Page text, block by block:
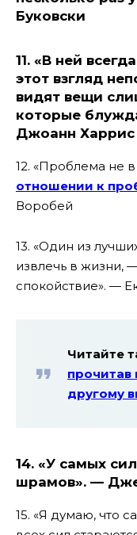
Буковски
11. «В ней
этот взгляд
видят вещи
которые
Джоанн Харрис
12. «Проблема не
отношении к
Воробей
13. «Один из
извлечь в жизни,
спокойствие». —
Читайте
прочитав
другому
14. «У самых
шрамов». —
15. «Я думаю, что